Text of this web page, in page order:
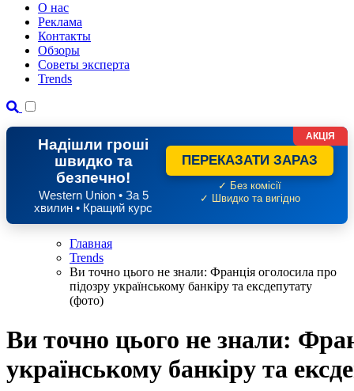
О нас
Реклама
Контакты
Обзоры
Советы эксперта
Trends
Надішли гроші
швидко та
безпечно!
Western Union • За 5
хвилин • Кращий курс
ПЕРЕКАЗАТИ ЗАРАЗ
✓ Без комісії
✓ Швидко та вигідно
АКЦІЯ
Главная
Trends
Ви точно цього не знали: Франція оголосила про
підозру українському банкіру та ексдепутату
(фото)
Ви точно цього не знали:
українському банкіру та